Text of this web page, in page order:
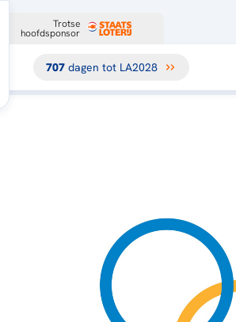
Trotse
hoofdsponsor
707 dagen tot LA2028